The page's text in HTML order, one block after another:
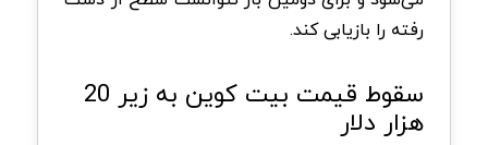
رفته را بازیابی کند.
سقوط قیمت بیت کوین به زیر 20
هزار دلار